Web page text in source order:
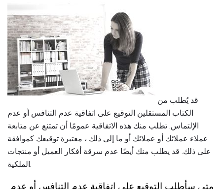
الكتاب المستقلين التوقيع على اتفاقية عدم التنافس أو عدم
الإلتماس. تطلب منك هذه الاتفاقية عمومًا أن تمتنع عن متابعة
عملاء عملائك أو عملائك أو ما إلى ذلك ، معتبرة توقيعك كموافقة
على ذلك. قد يطلب منك أيضًا عدم سرقة أفكار العميل أو منتجات
الملكية.
متى سأطلب التوقيع على اتفاقية عدم التنافس أو عدم